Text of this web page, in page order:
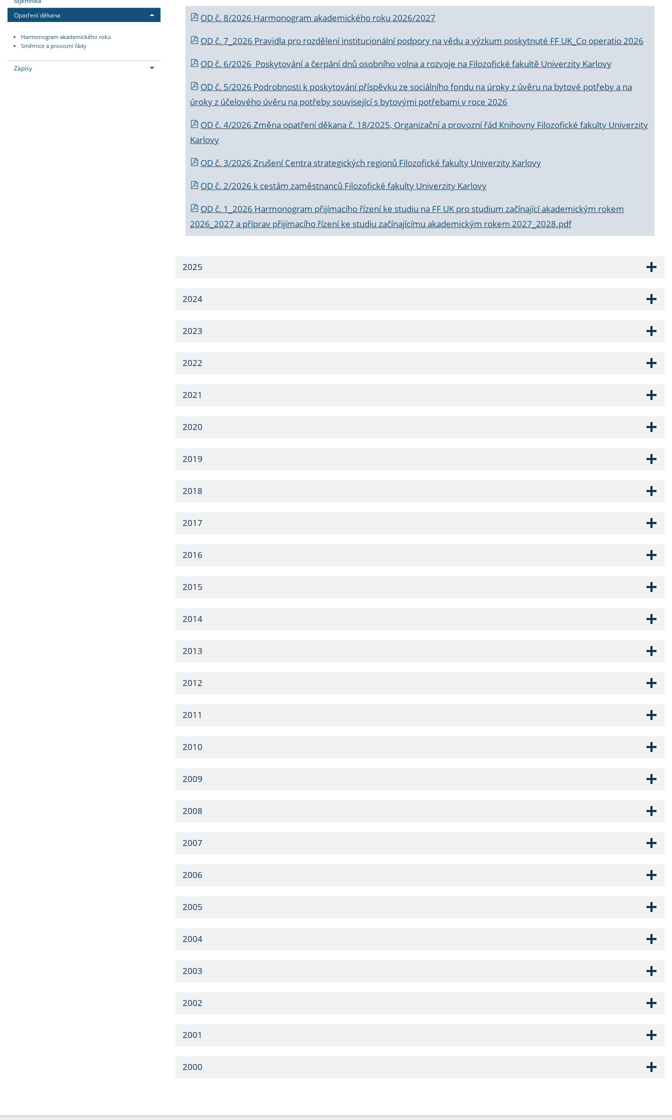
Opatření děkana
Harmonogram akademického roku
Směrnice a provozní řády
Zápisy
OD č. 8/2026 Harmonogram akademického roku 2026/2027
OD č. 7_2026 Pravidla pro rozdělení institucionální podpory na vědu a výzkum poskytnuté FF UK_Co operatio 2026
OD č. 6/2026 Poskytování a čerpání dnů osobního volna a rozvoje na Filozofické fakultě Univerzity Karlovy
OD č. 5/2026 Podrobnosti k poskytování příspěvku ze sociálního fondu na úroky z úvěru na bytové potřeby a na
úroky z účelového úvěru na potřeby související s bytovými potřebami v roce 2026
OD č. 4/2026 Změna opatření děkana č. 18/2025, Organizační a provozní řád Knihovny Filozofické fakulty Univerzity
Karlovy
OD č. 3/2026 Zrušení Centra strategických regionů Filozofické fakulty Univerzity Karlovy
OD č. 2/2026 k cestám zaměstnanců Filozofické fakulty Univerzity Karlovy
OD č. 1_2026 Harmonogram přijímacího řízení ke studiu na FF UK pro studium začínající akademickým rokem
2026_2027 a příprav přijímacího řízení ke studiu začínajícímu akademickým rokem 2027_2028.pdf
2025
2024
2023
2022
2021
2020
2019
2018
2017
2016
2015
2014
2013
2012
2011
2010
2009
2008
2007
2006
2005
2004
2003
2002
2001
2000